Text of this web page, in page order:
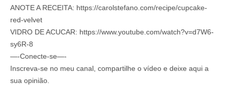
ANOTE A RECEITA: https://carolstefano.com/recipe/cupcake-
red-velvet
VIDRO DE ACUCAR: https://www.youtube.com/watch?v=d7W6-
sy6R-8
—-Conecte-se—-
‎Inscreva-se no meu canal, compartilhe o vídeo e deixe aqui a
sua opinião.